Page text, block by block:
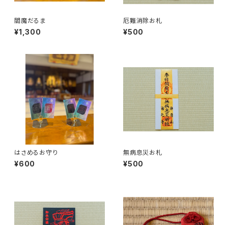
閻魔だるま
¥1,300
厄難消除お札
¥500
はさめるお守り
¥600
無病息災お札
¥500